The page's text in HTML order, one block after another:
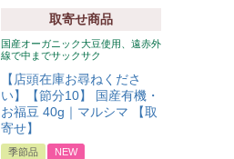
取寄せ商品
国産オーガニック大豆使用、遠赤外
線で中までサックサク
【店頭在庫お尋ねくださ
い】【節分10】 国産有機・
お福豆 40g｜マルシマ 【取
寄せ】
季節品 NEW